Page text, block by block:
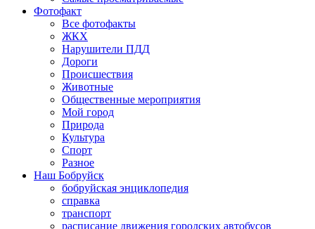
Фотофакт
Все фотофакты
ЖКХ
Нарушители ПДД
Дороги
Происшествия
Животные
Общественные мероприятия
Мой город
Природа
Культура
Спорт
Разное
Наш Бобруйск
бобруйская энциклопедия
справка
транспорт
расписание движения городских автобусов